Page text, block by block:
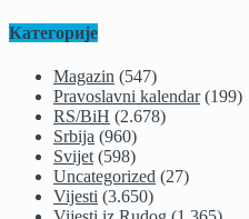
Категорије
Magazin (547)
Pravoslavni kalendar(199)
RS/BiH (2.678)
Srbija (960)
Svijet (598)
Uncategorized (27)
Vijesti (3.650)